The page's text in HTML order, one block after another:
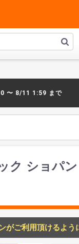
〜 8/11 1:59 まで
ク ショパン
ご利用頂けるよう